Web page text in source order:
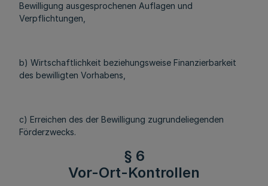
Bewilligung ausgesprochenen Auflagen und
Verpflichtungen,
b) Wirtschaftlichkeit beziehungsweise Finanzierbarkeit
des bewilligten Vorhabens,
c) Erreichen des der Bewilligung zugrundeliegenden
Förderzwecks.
§ 6
Vor-Ort-Kontrollen